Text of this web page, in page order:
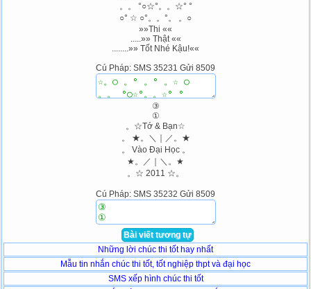
。。 °○☆°。。☆° °
○° ☆ ○°。。°。 。○
»»Thi ««
.....»» Thật ««
........»» Tốt Nhé Kậu!««
Cú Pháp: SMS 35231 Gửi 8509
③
①
。☆Tớ & Bạn☆
。 ★。＼｜／。★
。 Vào Đại Học 。
★。／｜＼。★
。☆ 2011 ☆。
Cú Pháp: SMS 35232 Gửi 8509
Bài viết tương tự
Những lời chúc thi tốt hay nhất
Mẫu tin nhắn chúc thi tốt, tốt nghiệp thpt và đại học
SMS xếp hình chúc thi tốt